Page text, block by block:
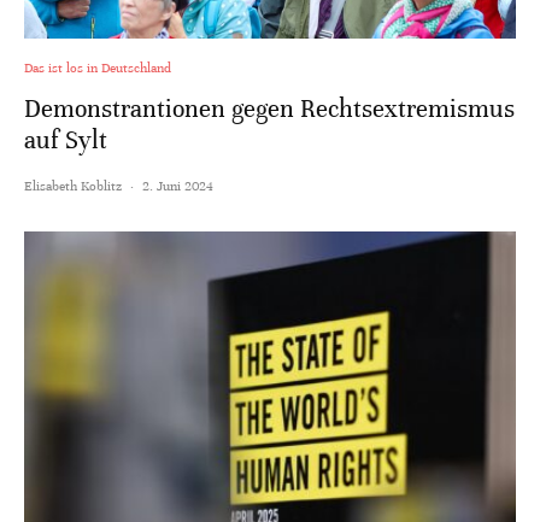
Das ist los in Deutschland
Demonstrantionen gegen Rechtsextremismus
auf Sylt
Elisabeth Koblitz · 2. Juni 2024